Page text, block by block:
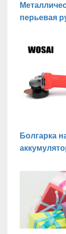
перьевая
Болгарка